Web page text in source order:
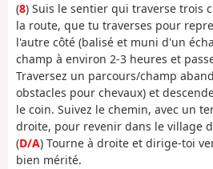
(8) Suis le sentier qui traverse trois
la route, que tu traverses pour
l'autre côté (balisé et muni d'un
champ à environ 2-3 heures et
Traversez un parcours/champ
obstacles pour chevaux) et
le coin. Suivez le chemin, avec un
droite, pour revenir dans le village
(D/A) Tourne à droite et dirige-toi
bien mérité.